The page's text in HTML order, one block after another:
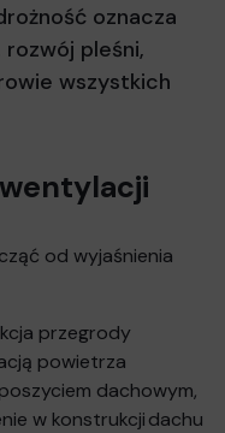
oznacza
pleśni,
wszystkich
od wyjaśnienia
przegrody
powietrza
dachowym,
w konstrukcji dachu